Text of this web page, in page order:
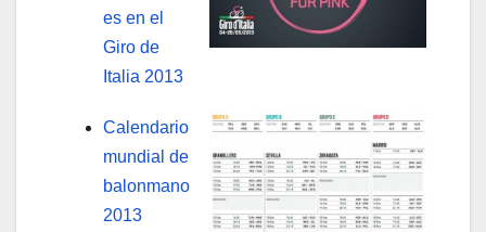
es en el
Giro de
Italia 2013
Calendario
mundial de
balonmano
2013